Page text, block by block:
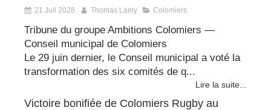
21 Juil 2026 Thomas Lamy Colomiers
Tribune du groupe Ambitions Colomiers —
Conseil municipal de Colomiers
Le 29 juin dernier, le Conseil municipal a voté la
transformation des six comités de q...
Lire la suite...
Victoire bonifiée de Colomiers Rugby au